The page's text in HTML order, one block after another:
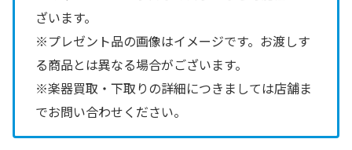
ざいます。
※プレゼント品の画像はイメージです。お渡しす
る商品とは異なる場合がございます。
※楽器買取・下取りの詳細につきましては店舗ま
でお問い合わせください。